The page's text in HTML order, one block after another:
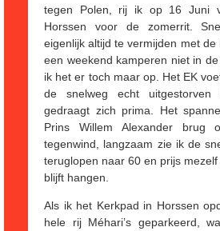
tegen Polen, rij ik op 16 Juni
Horssen voor de zomerrit.
eigenlijk altijd te vermijden met
een weekend kamperen niet in
ik het er toch maar op. Het EK
de snelweg echt
gedraagt zich prima. Het
Prins Willem Alexander brug
tegenwind, langzaam zie ik de
teruglopen naar 60 en prijs
blijft hangen.
Als ik het Kerkpad in Horssen
hele rij Méhari’s geparkeerd,